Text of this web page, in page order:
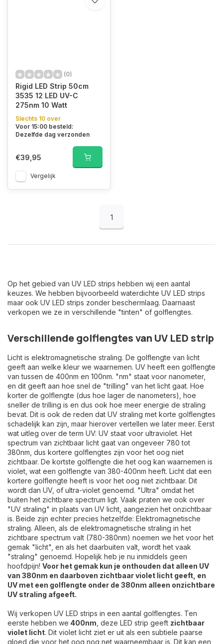
(0)
Rigid LED Strip 50cm
3535 12 LED UV-C
275nm 10 Watt
Slechts 10 over
Voor 15:00 besteld:
Dezelfde dag verzonden
€39,95
Vergelijk
1
Op het gebied van UV LED strips hebben wij een aantal
keuzes. We hebben bijvoorbeeld waterdichte UV LED strips
maar ook UV LED strips zonder beschermlaag. Daarnaast
verkopen we ze in verschillende "tinten" of golflengtes.
Verschillende golflengtes van UV LED strip
Licht is elektromagnetische straling. De golflengte van licht
geeft aan welke kleur we waarnemen. UV heeft een golflengte
van tussen de 400nm en 100nm. "nm" staat voor nanometer,
en dit geeft aan hoe snel de "trilling" van het licht gaat. Hoe
korter de golflengte (dus hoe lager de nanometers), hoe
sneller de trilling is en dus ook hoe meer energie de straling
bevat. Dit is ook de reden dat UV straling met korte golflengtes
schadelijk kan zijn, maar hierover vertellen we later meer. Eerst
wat uitleg over de term UV: UV staat voor ultraviolet. Het
spectrum van zichtbaar licht gaat van ongeveer 780 tot
380nm, dus kortere golflengtes zijn voor het oog niet
zichtbaar. De kortste golflengte die het oog kan waarnemen is
violet, wat een golflengte van 380-400nm heeft. Licht dat een
kortere golflengte heeft is voor het oog niet zichtbaar. Dit
wordt dan UV, of ultra-violet genoemd. "Ultra" omdat het
buiten het zichtbare spectrum ligt. Vaak praten we ook over
"UV straling" in plaats van UV licht, aangezien het onzichtbaar
is. Beide zijn echter precies hetzelfde: Elektromagnetische
straling. Alleen, als de elektromagnetische straling in het
zichtbare spectrum valt (780-380nm) noemen we het voor het
gemak "licht", en als het daarbuiten valt, wordt het vaak
"straling" genoemd. Hopelijk heb je nu inmiddels geen
hoofdpijn! Voor het gemak kun je onthouden dat alleen UV
van 380nm en daarboven zichtbaar violet licht geeft, en
UV met een golflengte onder de 380nm alleen onzichtbare
UV straling afgeeft.
Wij verkopen UV LED strips in een aantal golflengtes. Ten
eerste hebben we 400nm , deze LED strip geeft zichtbaar
violet licht. Dit violet licht ziet er uit als een subtiele paarse
gloed die voor het oog nog net waarneembaar is. Dit kan een